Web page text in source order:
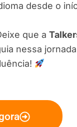
desde o
que a
nessa